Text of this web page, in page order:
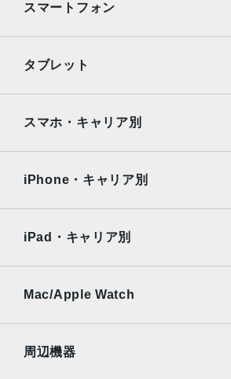
スマートフォン
AQUOS
OPPO Android
タブレット
Surface
Xiaomi Tablet
スマホ・キャリア別
Ymobile
UQmobile
iPhone・キャリア別
Ymobile
UQmobile
iPad・キャリア別
Mac/Apple Watch
周辺機器